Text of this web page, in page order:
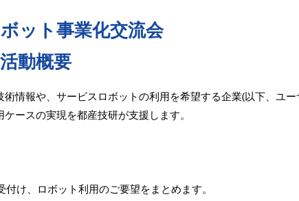
ット事業化交流会
活動概要
情報や、サービスロボットの利用を希望する企業(以下、ユ
ースの実現を都産技研が支援します。
け、ロボット利用のご要望をまとめます。